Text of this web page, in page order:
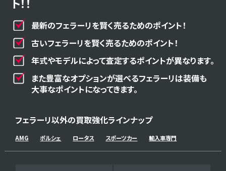
最新のフェラーリを賢く売るためのポイント！
古いフェラーリを賢く売るためのポイント！
年式やモデルによって査定するポイントが異なります。
また豊富なオプションが選べるフェラーリは装備も
大事なポイントになってきます。
フェラーリ以外の買取強化ラインナップ
AMG ポルシェ ロータス スポーツカー 輸入車専門